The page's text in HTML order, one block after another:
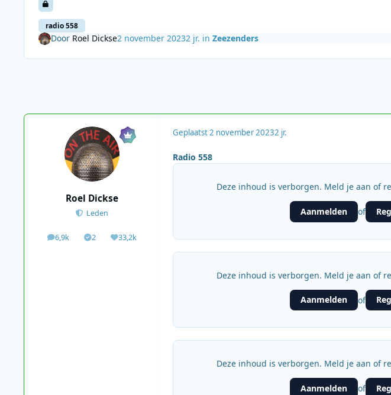
radio 558
Door Roel Dickse2 november 20232 jr. in Zeezenders
Roel Dickse
Leden
6,9k
berichten2
Solutions33,2k
Waardering
Geplaatst2 november 20232 jr.
Radio 558
Deze inhoud is verborgen. Meld je aan of
Aanmelden of
Deze inhoud is verborgen. Meld je aan of
Aanmelden of
Deze inhoud is verborgen. Meld je aan of
Aanmelden of